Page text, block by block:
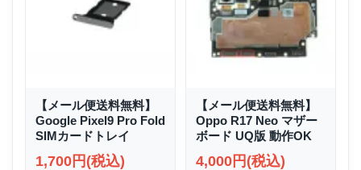
【メール便送料無料】
Google Pixel9 Pro Fold
SIMカードトレイ
1,700円(税込)
【メール便送料無料】
Oppo R17 Neo マザー
ボード UQ版 動作OK
4,000円(税込)